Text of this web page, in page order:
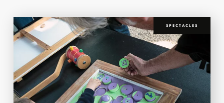
SPECTACLES